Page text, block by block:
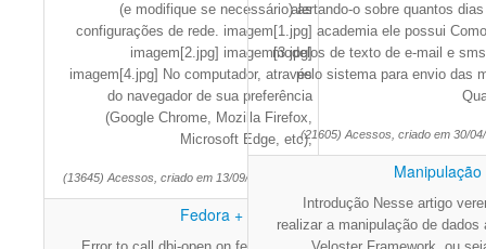
(e modifique se necessário) as
configurações de rede. imagem[1.jpg]
imagem[2.jpg] imagem[3.jpg]
imagem[4.jpg] No computador, através
do navegador de sua preferência
(Google Chrome, Mozilla Firefox,
Microsoft Edge, etc),
(13645) Acessos, criado em 13/09/2024 15:29
Fedora + Guile DBI
alertando-o sobre quantos
academia ele possui
modelos de texto de e-mail e
pelo sistema para envio das
(21605) Acessos, criado em 30/
Introdução Nesse artigo
realizar a manipulação de dados